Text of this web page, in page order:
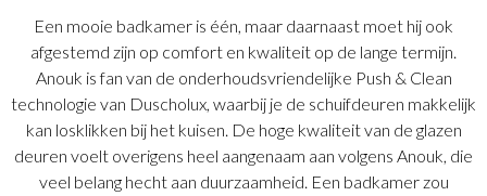
Een mooie badkamer is één, maar daarnaast moet hij ook
afgestemd zijn op comfort en kwaliteit op de lange termijn.
Anouk is fan van de onderhoudsvriendelijke Push & Clean
technologie van Duscholux, waarbij je de schuifdeuren makkelijk
kan losklikken bij het kuisen. De hoge kwaliteit van de glazen
deuren voelt overigens heel aangenaam aan volgens Anouk, die
veel belang hecht aan duurzaamheid. Een badkamer zou